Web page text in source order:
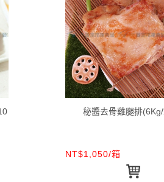
秘醬去骨雞腿排
NT$1,050/箱